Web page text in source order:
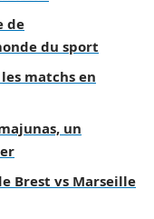
de
du sport
matchs en
un
Brest vs Marseille